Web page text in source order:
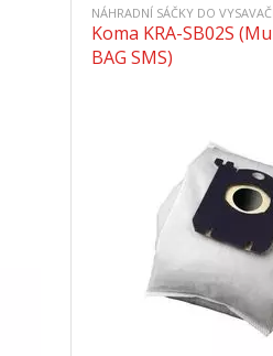
NÁHRADNÍ SÁČKY DO
Koma KRA-SB02S
BAG SMS)